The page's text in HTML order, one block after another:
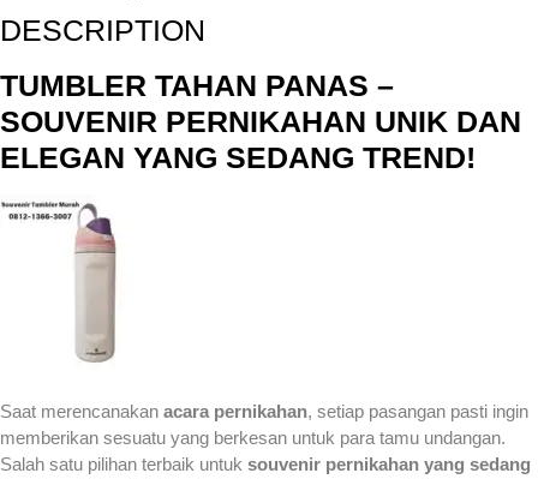
DESCRIPTION
TUMBLER TAHAN PANAS –
SOUVENIR PERNIKAHAN UNIK DAN
ELEGAN YANG SEDANG TREND!
Saat merencanakan acara pernikahan, setiap pasangan pasti ingin
memberikan sesuatu yang berkesan untuk para tamu undangan.
Salah satu pilihan terbaik untuk souvenir pernikahan yang sedang